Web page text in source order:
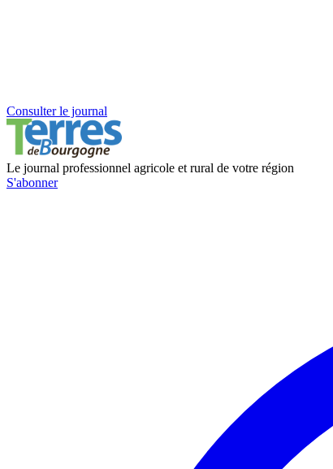
Consulter le journal
Le journal professionnel agricole et rural de votre région
S'abonner